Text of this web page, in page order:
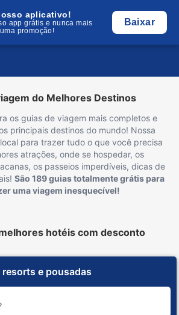
aplicativo!
app grátis e nunca mais
promoção!
Baixar
do Melhores Destinos
os guias de viagem mais completos e
principais destinos do mundo! Nossa
para trazer tudo o que você precisa
atrações, onde se hospedar, os
os passeios imperdíveis, dicas de
São 189 guias totalmente grátis para
uma viagem inesquecível!
hotéis com desconto
e pousadas